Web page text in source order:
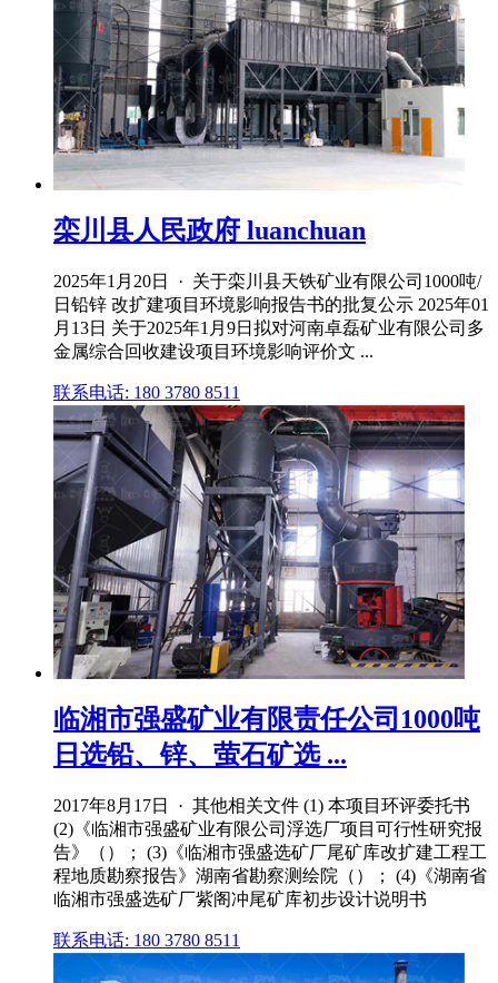
栾川县人民政府 luanchuan
2025年1月20日 · 关于栾川县天铁矿业有限公司1000吨/
日铅锌 改扩建项目环境影响报告书的批复公示 2025年01
月13日 关于2025年1月9日拟对河南卓磊矿业有限公司多
金属综合回收建设项目环境影响评价文 ...
联系电话: 180 3780 8511
临湘市强盛矿业有限责任公司1000吨
日选铅、锌、萤石矿选 ...
2017年8月17日 · 其他相关文件 (1) 本项目环评委托书
(2)《临湘市强盛矿业有限公司浮选厂项目可行性研究报
告》（）； (3)《临湘市强盛选矿厂尾矿库改扩建工程工
程地质勘察报告》湖南省勘察测绘院（）； (4)《湖南省
临湘市强盛选矿厂紫阁冲尾矿库初步设计说明书
联系电话: 180 3780 8511